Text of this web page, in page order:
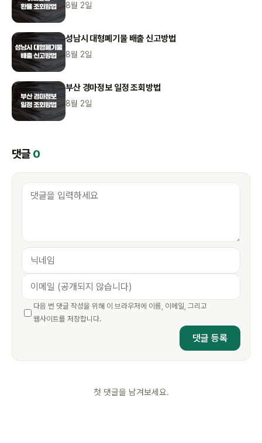
8월 2일
성남시 대형폐기물 배출 신고방법
8월 2일
부산 경마정보 일정 조회방법
8월 2일
댓글 0
다음 번 댓글 작성을 위해 이 브라우저에 이름, 이메일, 그리고
웹사이트를 저장합니다.
첫 댓글을 남겨보세요.